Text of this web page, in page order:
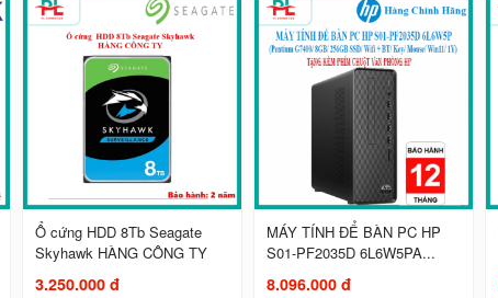
Ổ cứng HDD 8Tb Seagate
Skyhawk HÀNG CÔNG TY
3.250.000 đ
MÁY TÍNH ĐỂ BÀN PC HP
S01-PF2035D 6L6W5PA...
8.096.000 đ